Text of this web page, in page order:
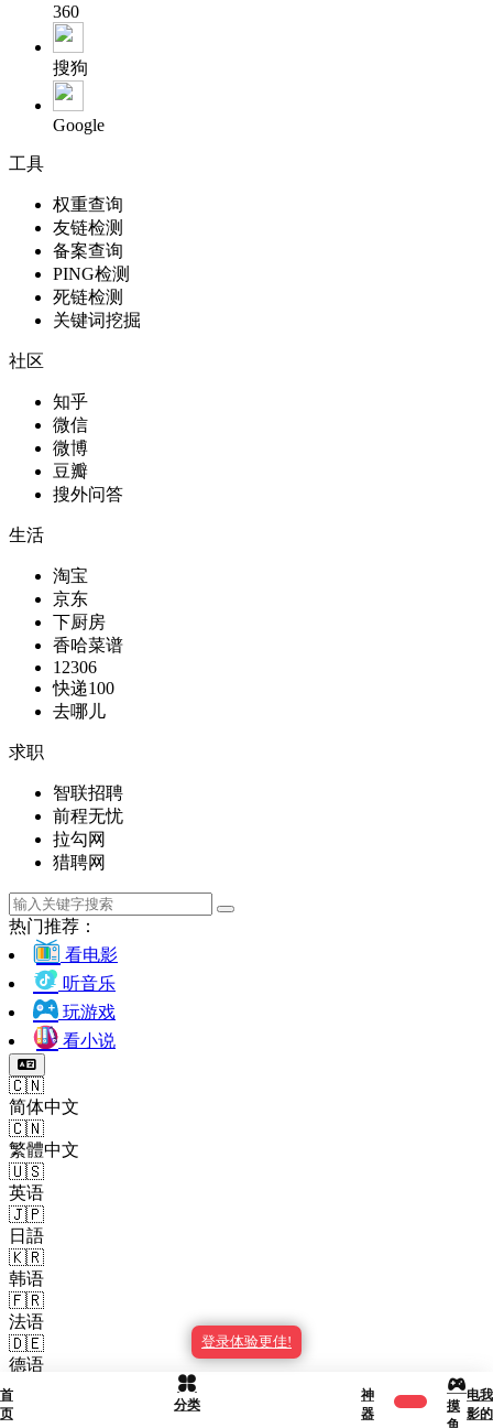
首
页
分类
神
器
摸
鱼
电
影
我
的
登录体验更佳!
360
搜狗
Google
工具
权重查询
友链检测
备案查询
PING检测
死链检测
关键词挖掘
社区
知乎
微信
微博
豆瓣
搜外问答
生活
淘宝
京东
下厨房
香哈菜谱
12306
快递100
去哪儿
求职
智联招聘
前程无忧
拉勾网
猎聘网
热门推荐：
看电影
听音乐
玩游戏
看小说
🇨🇳
简体中文
🇨🇳
繁體中文
🇺🇸
英语
🇯🇵
日語
🇰🇷
韩语
🇫🇷
法语
🇩🇪
德语
🇪🇸
西班牙语